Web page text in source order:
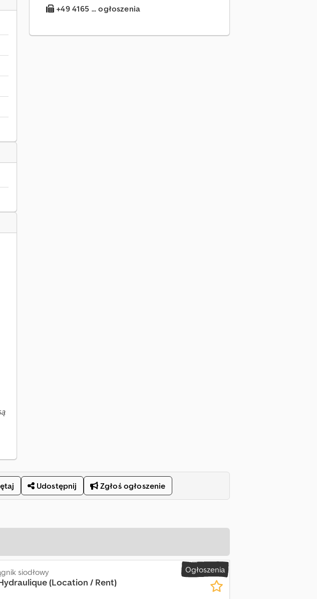
+49 4165 ... ogłoszenia
Udostępnij Zgłoś ogłoszenie
Ogłoszenia
siodłowy
(Location / Rent)